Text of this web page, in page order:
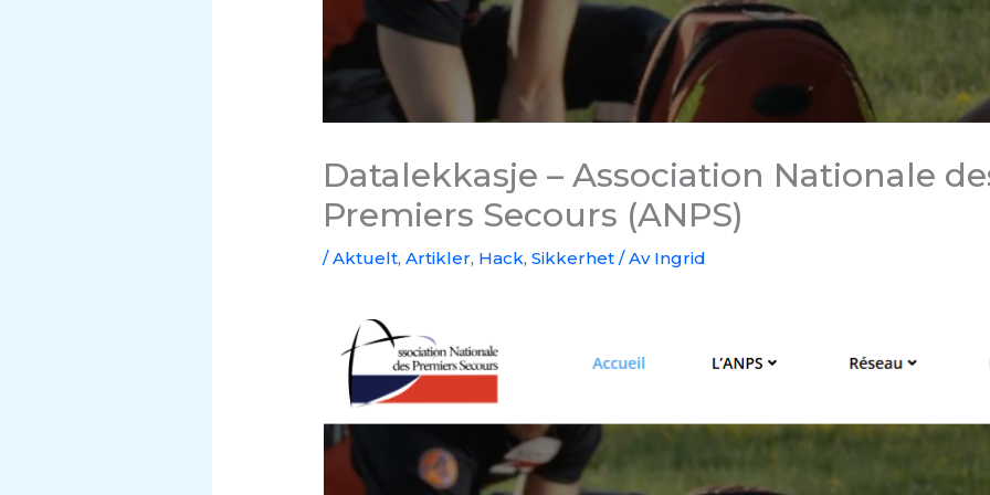
Datalekkasje – Association Nationale
Premiers Secours (ANPS)
/Aktuelt,Artikler, Hack,Sikkerhet / Av Ingrid